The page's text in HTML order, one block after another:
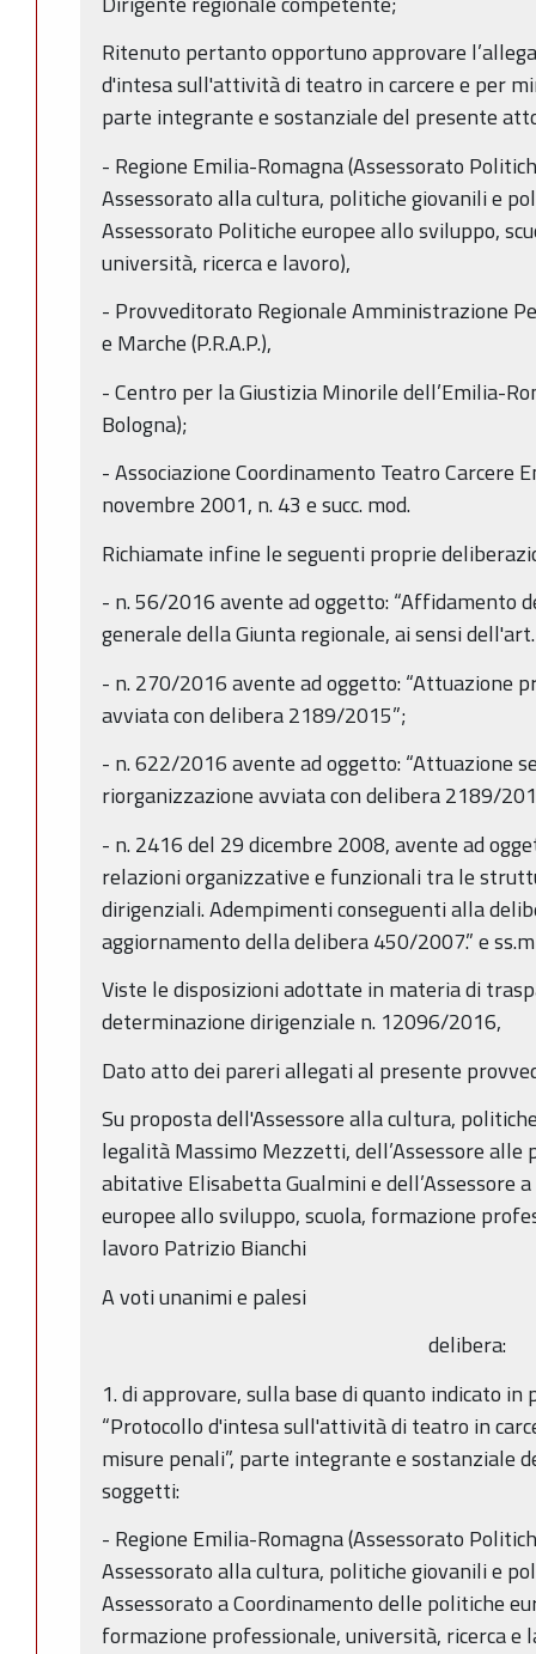
Ritenuto pertanto opportuno approvare
d'intesa sull'attività di teatro in carcere e per
parte integrante e sostanziale del presente
- Regione Emilia-Romagna (Assessorato
Assessorato alla cultura, politiche giovanili e
Assessorato Politiche europee allo sviluppo,
università, ricerca e lavoro),
- Provveditorato Regionale Amministrazione
e Marche (P.R.A.P.),
- Centro per la Giustizia Minorile dell’Emilia-
Bologna);
- Associazione Coordinamento Teatro Carcere
novembre 2001, n. 43 e succ. mod.
Richiamate infine le seguenti proprie
- n. 56/2016 avente ad oggetto: “Affidamento
generale della Giunta regionale, ai sensi
- n. 270/2016 avente ad oggetto: “Attuazione
avviata con delibera 2189/2015”;
- n. 622/2016 avente ad oggetto: “Attuazione
riorganizzazione avviata con delibera 2189/
- n. 2416 del 29 dicembre 2008, avente ad
relazioni organizzative e funzionali tra le
dirigenziali. Adempimenti conseguenti alla
aggiornamento della delibera 450/2007.” e
Viste le disposizioni adottate in materia di
determinazione dirigenziale n. 12096/2016,
Dato atto dei pareri allegati al presente
Su proposta dell'Assessore alla cultura,
legalità Massimo Mezzetti, dell’Assessore
abitative Elisabetta Gualmini e dell’Assessore
europee allo sviluppo, scuola, formazione
lavoro Patrizio Bianchi
A voti unanimi e palesi
delibera:
1. di approvare, sulla base di quanto indicato
“Protocollo d'intesa sull'attività di teatro in
misure penali”, parte integrante e sostanziale
soggetti:
- Regione Emilia-Romagna (Assessorato
Assessorato alla cultura, politiche giovanili e
Assessorato a Coordinamento delle politiche
formazione professionale, università, ricerca e